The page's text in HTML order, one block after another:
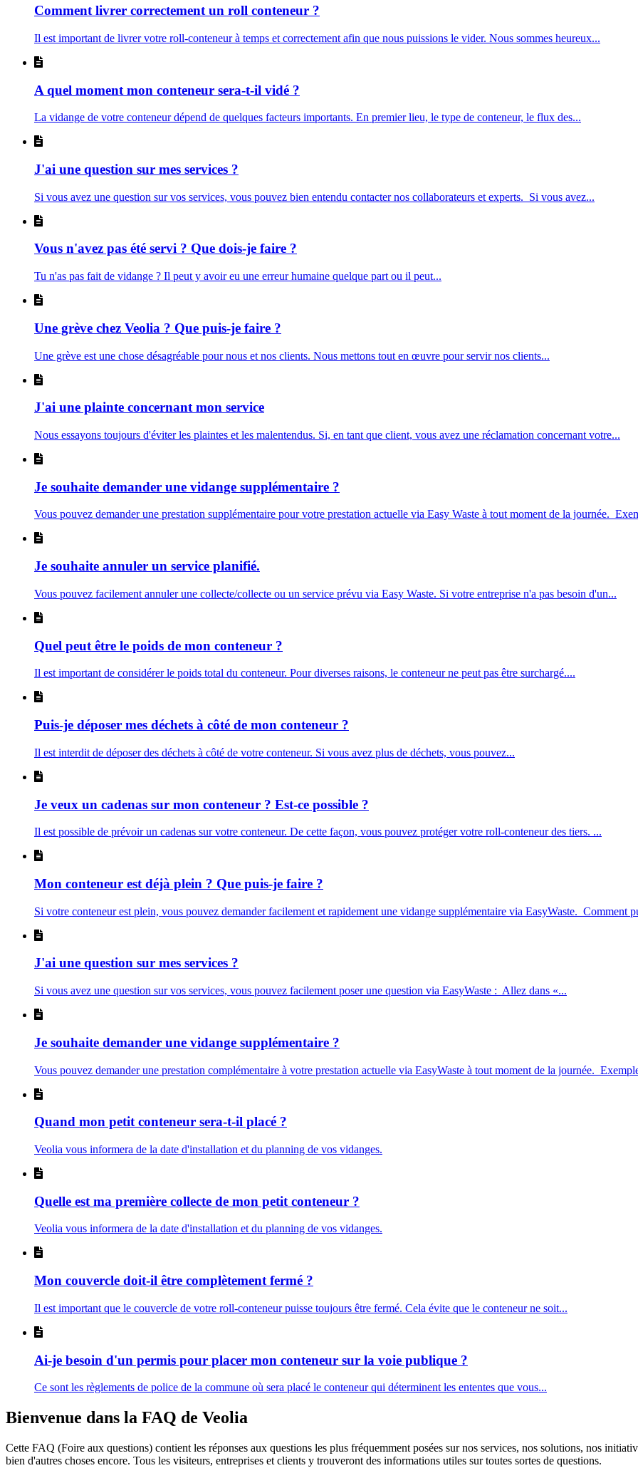
Comment livrer correctement un roll conteneur ?
Il est important de livrer votre roll-conteneur à temps et correctement afin que nous puissions le vider. Nous sommes heureux...
A quel moment mon conteneur sera-t-il vidé ?
La vidange de votre conteneur dépend de quelques facteurs importants. En premier lieu, le type de conteneur, le flux des...
J'ai une question sur mes services ?
Si vous avez une question sur vos services, vous pouvez bien entendu contacter nos collaborateurs et experts. Si vous avez...
Vous n'avez pas été servi ? Que dois-je faire ?
Tu n'as pas fait de vidange ? Il peut y avoir eu une erreur humaine quelque part ou il peut...
Une grève chez Veolia ? Que puis-je faire ?
Une grève est une chose désagréable pour nous et nos clients. Nous mettons tout en œuvre pour servir nos clients...
J'ai une plainte concernant mon service
Nous essayons toujours d'éviter les plaintes et les malentendus. Si, en tant que client, vous avez une réclamation concernant votre...
Je souhaite demander une vidange supplémentaire ?
Vous pouvez demander une prestation supplémentaire pour votre prestation actuelle via Easy Waste à tout moment de la journée.
Je souhaite annuler un service planifié.
Vous pouvez facilement annuler une collecte/collecte ou un service prévu via Easy Waste. Si votre entreprise n'a pas besoin d'un...
Quel peut être le poids de mon conteneur ?
Il est important de considérer le poids total du conteneur. Pour diverses raisons, le conteneur ne peut pas être surchargé....
Puis-je déposer mes déchets à côté de mon conteneur ?
Il est interdit de déposer des déchets à côté de votre conteneur. Si vous avez plus de déchets, vous pouvez...
Je veux un cadenas sur mon conteneur ? Est-ce possible ?
Il est possible de prévoir un cadenas sur votre conteneur. De cette façon, vous pouvez protéger votre roll-conteneur des tiers. ...
Mon conteneur est déjà plein ? Que puis-je faire ?
Si votre conteneur est plein, vous pouvez demander facilement et rapidement une vidange supplémentaire via EasyWaste. Comment
J'ai une question sur mes services ?
Si vous avez une question sur vos services, vous pouvez facilement poser une question via EasyWaste : Allez dans «...
Je souhaite demander une vidange supplémentaire ?
Vous pouvez demander une prestation complémentaire à votre prestation actuelle via EasyWaste à tout moment de la journée.
Quand mon petit conteneur sera-t-il placé ?
Veolia vous informera de la date d'installation et du planning de vos vidanges.
Quelle est ma première collecte de mon petit conteneur ?
Veolia vous informera de la date d'installation et du planning de vos vidanges.
Mon couvercle doit-il être complètement fermé ?
Il est important que le couvercle de votre roll-conteneur puisse toujours être fermé. Cela évite que le conteneur ne soit...
Ai-je besoin d'un permis pour placer mon conteneur sur la voie publique ?
Ce sont les règlements de police de la commune où sera placé le conteneur qui déterminent les ententes que vous...
Bienvenue dans la FAQ de Veolia
Cette FAQ (Foire aux questions) contient les réponses aux questions les plus fréquemment posées sur nos services, nos solutions, nos
bien d'autres choses encore. Tous les visiteurs, entreprises et clients y trouveront des informations utiles sur toutes sortes de questions.